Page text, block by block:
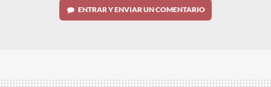
ENTRAR Y ENVIAR UN COMENTARIO